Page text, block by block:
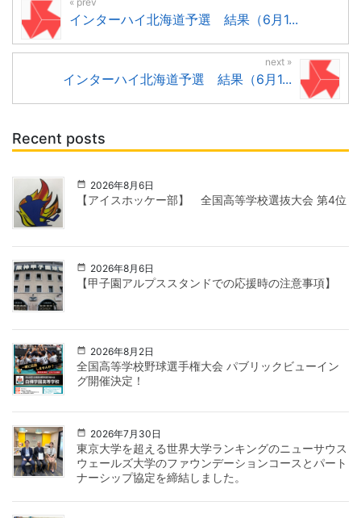
インターハイ北海道予選 結果（6月1...
インターハイ北海道予選 結果（6月1...
Recent posts
2026年8月6日
【アイスホッケー部】 全国高等学校選抜大会 第4位
2026年8月6日
【甲子園アルプススタンドでの応援時の注意事項】
2026年8月2日
全国高等学校野球選手権大会 パブリックビューイン
グ開催決定！
2026年7月30日
東京大学を超える世界大学ランキングのニューサウス
ウェールズ大学のファウンデーションコースとパート
ナーシップ協定を締結しました。